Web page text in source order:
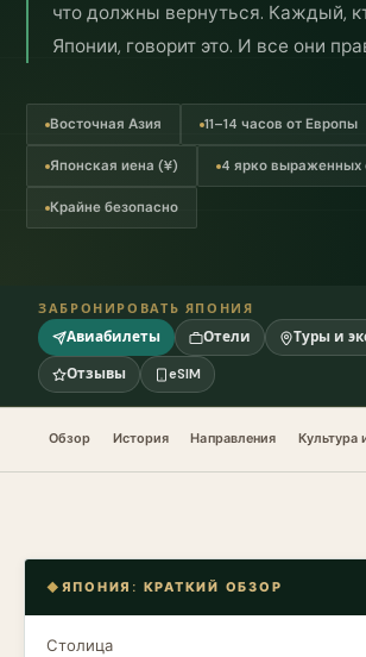
что должны вернуться. Каждый,
Японии, говорит это. И все они
Восточная Азия 11–14 часов от Европы
Японская иена (¥) 4 ярко выраженных
Крайне безопасно
ЗАБРОНИРОВАТЬ ЯПОНИЯ
Авиабилеты Отели
Туры и
Отзывы
eSIM
Обзор История Направления Культура
ЯПОНИЯ: КРАТКИЙ ОБЗОР
Столица